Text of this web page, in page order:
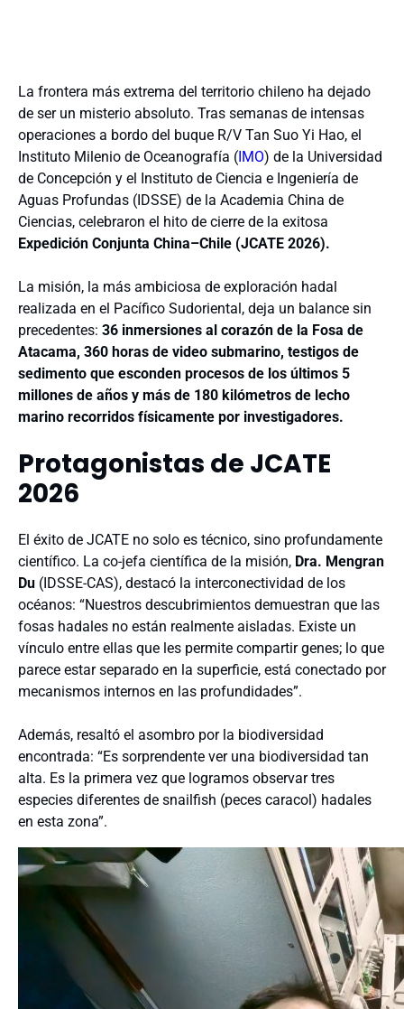
La frontera más extrema del territorio chileno ha dejado
de ser un misterio absoluto. Tras semanas de intensas
operaciones a bordo del buque R/V Tan Suo Yi Hao, el
Instituto Milenio de Oceanografía (IMO) de la Universidad
de Concepción y el Instituto de Ciencia e Ingeniería de
Aguas Profundas (IDSSE) de la Academia China de
Ciencias, celebraron el hito de cierre de la exitosa
Expedición Conjunta China–Chile (JCATE 2026).
La misión, la más ambiciosa de exploración hadal
realizada en el Pacífico Sudoriental, deja un balance sin
precedentes: 36 inmersiones al corazón de la Fosa de
Atacama, 360 horas de video submarino, testigos de
sedimento que esconden procesos de los últimos 5
millones de años y más de 180 kilómetros de lecho
marino recorridos físicamente por investigadores.
Protagonistas de JCATE
2026
El éxito de JCATE no solo es técnico, sino profundamente
científico. La co-jefa científica de la misión, Dra. Mengran
Du (IDSSE-CAS), destacó la interconectividad de los
océanos: “Nuestros descubrimientos demuestran que las
fosas hadales no están realmente aisladas. Existe un
vínculo entre ellas que les permite compartir genes; lo que
parece estar separado en la superficie, está conectado por
mecanismos internos en las profundidades”.
Además, resaltó el asombro por la biodiversidad
encontrada: “Es sorprendente ver una biodiversidad tan
alta. Es la primera vez que logramos observar tres
especies diferentes de snailfish (peces caracol) hadales
en esta zona”.